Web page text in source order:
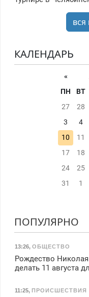
вся
КАЛЕНДАРЬ
«
ПН
ВТ
27
28
3
4
10
11
17
18
24
25
31
1
ПОПУЛЯРНО
13:26, ОБЩЕСТВО
Рождество
делать 11 августа
11:25, ПРОИСШЕСТВИЯ